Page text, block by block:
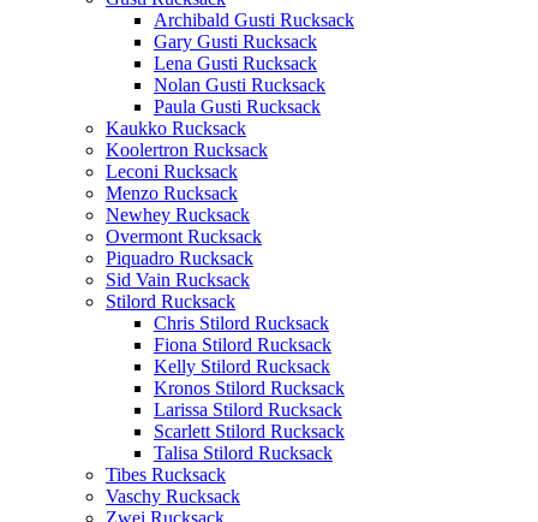
Archibald Gusti Rucksack
Gary Gusti Rucksack
Lena Gusti Rucksack
Nolan Gusti Rucksack
Paula Gusti Rucksack
Kaukko Rucksack
Koolertron Rucksack
Leconi Rucksack
Menzo Rucksack
Newhey Rucksack
Overmont Rucksack
Piquadro Rucksack
Sid Vain Rucksack
Stilord Rucksack
Chris Stilord Rucksack
Fiona Stilord Rucksack
Kelly Stilord Rucksack
Kronos Stilord Rucksack
Larissa Stilord Rucksack
Scarlett Stilord Rucksack
Talisa Stilord Rucksack
Tibes Rucksack
Vaschy Rucksack
Zwei Rucksack